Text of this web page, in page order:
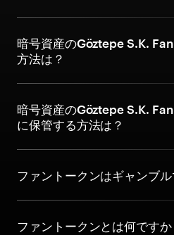
暗号資産のGöztepe S.K.
方法は？
暗号資産のGöztepe S.K.
に保管する方法は？
ファントークンはギャンブル
ファントークンとは何ですか